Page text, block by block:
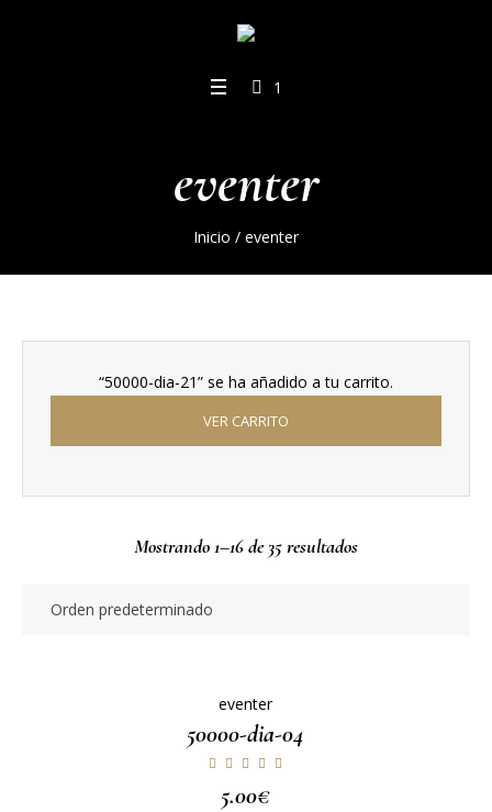
1
eventer
Inicio / eventer
“50000-dia-21” se ha añadido a tu carrito.
VER CARRITO
Mostrando 1–16 de 35 resultados
eventer
50000-dia-04
5.00€